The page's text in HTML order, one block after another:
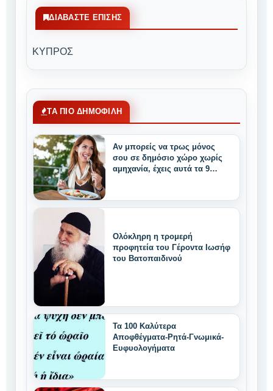
ΔΙΑΒΆΣΤΕ ΕΠΊΣΗΣ
ΚΥΠΡΟΣ
ΤΑ ΠΙΟ ΔΗΜΟΦΙΛΗ
Αν μπορείς να τρως μόνος
σου σε δημόσιο χώρο χωρίς
αμηχανία, έχεις αυτά τα 9
Ολόκληρη η τρομερή
προφητεία του Γέροντα Ιωσήφ
του Βατοπαιδινού
Τα 100 Καλύτερα
Αποφθέγματα-Ρητά-Γνωμικά-
Ευφυολογήματα